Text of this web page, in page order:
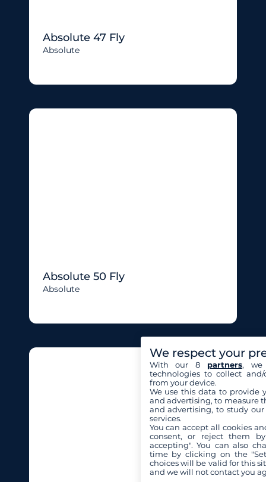
Absolute 47 Fly
Absolute
Absolute 50 Fly
Absolute
We respect your
With our 8 partners, we
technologies to collect
from your device.
We use this data to provide
and advertising, to measure
and advertising, to study
services.
You can accept all cookies
consent, or reject them
accepting". You can also
time by clicking on the
choices will be valid for this
and we will not contact you